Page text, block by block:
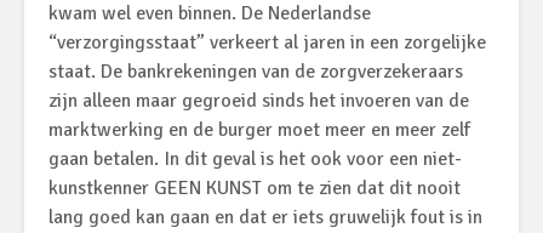
kwam wel even binnen. De Nederlandse
“verzorgingsstaat” verkeert al jaren in een zorgelijke
staat. De bankrekeningen van de zorgverzekeraars
zijn alleen maar gegroeid sinds het invoeren van de
marktwerking en de burger moet meer en meer zelf
gaan betalen. In dit geval is het ook voor een niet-
kunstkenner GEEN KUNST om te zien dat dit nooit
lang goed kan gaan en dat er iets gruwelijk fout is in